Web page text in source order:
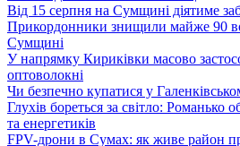
Від 15 серпня на Сумщині діятиме
Прикордонники знищили майже 90
Сумщині
У напрямку Кириківки масово
оптоволокні
Чи безпечно купатися у
Глухів бореться за світло: Романько
та енергетиків
FPV-дрони в Сумах: як живе район